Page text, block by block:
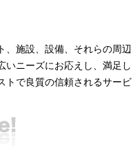
、施設、設備、それらの周辺
いニーズにお応えし、満足し
トで良質の信頼されるサービ